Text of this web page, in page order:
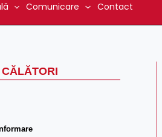
Comunicare Contact
CĂLĂTORI